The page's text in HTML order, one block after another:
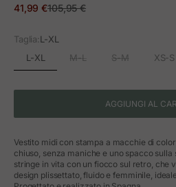
Prezzo in offerta
41,99 €Prezzo normale
105,95 €
Taglia:L-XL
L-XL M-L S-M XS-S
AGGIUNGI AL
Vestito midi con stampa a macchie di
chiuso, senza maniche e uno spacco sulla
stringe in vita con un fiocco sul retro, che
design plissettato, fluido e femminile,